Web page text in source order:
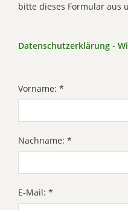
bitte dieses Formular aus
Datenschutzerklärung -
Vorname: *
Nachname: *
E-Mail: *